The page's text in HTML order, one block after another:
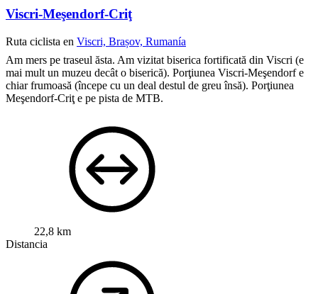
Viscri-Meşendorf-Criţ
Ruta ciclista en Viscri, Brașov, Rumanía
Am mers pe traseul ăsta. Am vizitat biserica fortificată din Viscri (e
mai mult un muzeu decât o biserică). Porţiunea Viscri-Meşendorf e
chiar frumoasă (începe cu un deal destul de greu însă). Porţiunea
Meşendorf-Criţ e pe pista de MTB.
22,8 km
Distancia